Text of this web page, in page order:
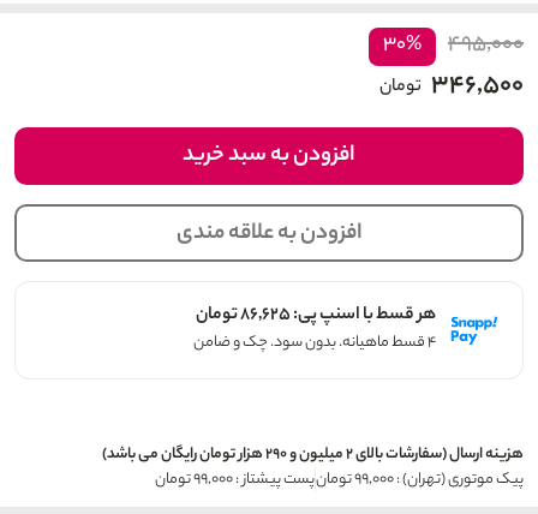
۴۹۵,۰۰۰ ۳۰%
۳۴۶,۵۰۰ تومان
افزودن به سبد خرید
افزودن به علاقه مندی
هر قسط با اسنپ پی: ۸۶,۶۲۵ تومان
۴ قسط ماهیانه. بدون سود. چک و ضامن
هزینه ارسال (سفارشات بالای ۲ میلیون و ۲۹۰ هزار تومان رایگان می باشد)
پیک موتوری (تهران) : ۹۹,۰۰۰ تومان
پست پیشتاز : ۹۹,۰۰۰ تومان